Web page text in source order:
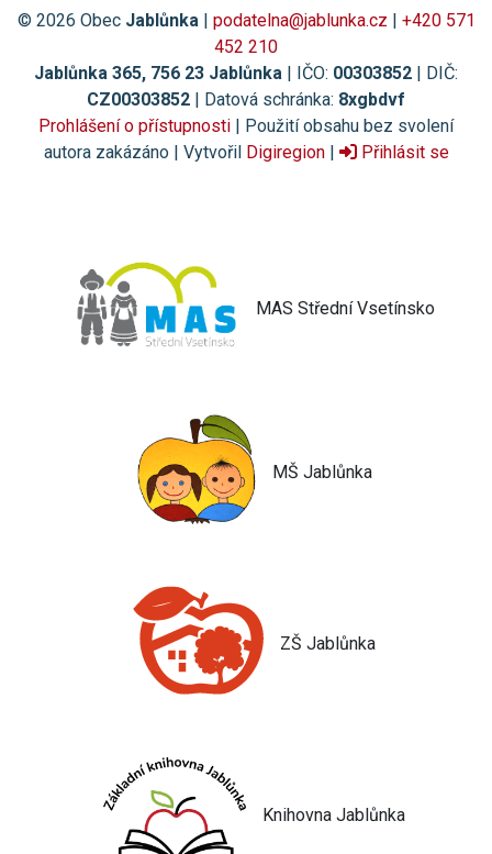
© 2026 Obec Jablůnka | podatelna@jablunka.cz | +420 571
452 210
Jablůnka 365, 756 23 Jablůnka | IČO: 00303852 | DIČ:
CZ00303852 | Datová schránka: 8xgbdvf
Prohlášení o přístupnosti | Použití obsahu bez svolení
autora zakázáno | Vytvořil Digiregion| Přihlásit se
MAS Střední Vsetínsko
MŠ Jablůnka
ZŠ Jablůnka
Knihovna Jablůnka